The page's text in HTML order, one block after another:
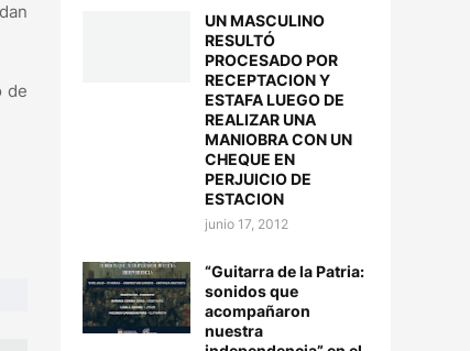
de
UN MASCULINO
RESULTÓ
PROCESADO POR
RECEPTACION Y
ESTAFA LUEGO DE
REALIZAR UNA
MANIOBRA CON UN
CHEQUE EN
PERJUICIO DE
ESTACION
junio 17, 2012
“Guitarra de la Patria:
sonidos que
acompañaron
nuestra